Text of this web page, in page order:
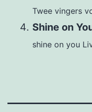
Twee vingers
Shine on
shine on you